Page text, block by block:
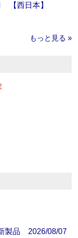
西日本】
もっと見る »
製品 2026/08/07